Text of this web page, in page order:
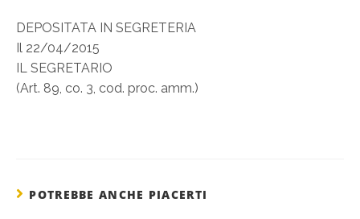
DEPOSITATA IN SEGRETERIA
Il 22/04/2015
IL SEGRETARIO
(Art. 89, co. 3, cod. proc. amm.)
POTREBBE ANCHE PIACERTI